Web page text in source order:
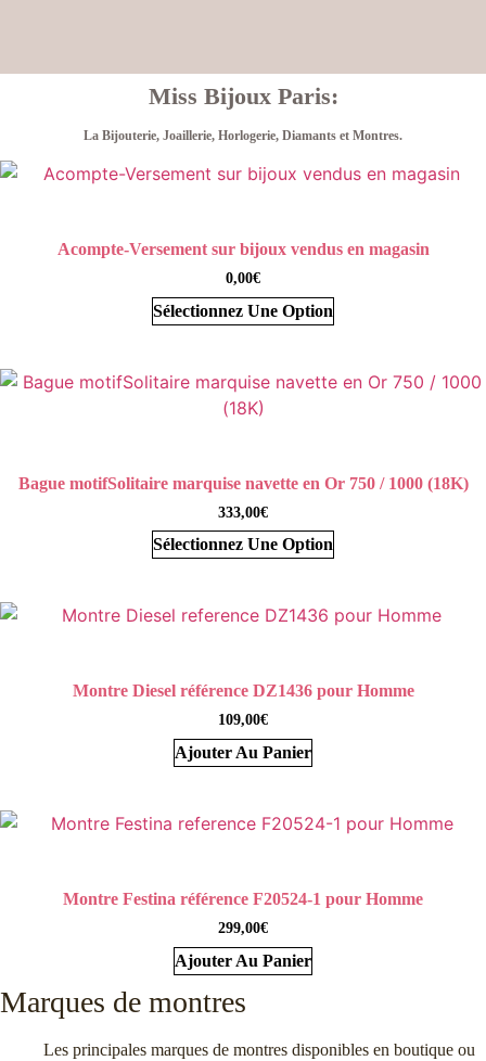
Miss Bijoux Paris:
La Bijouterie, Joaillerie, Horlogerie, Diamants et Montres.
Acompte-Versement sur bijoux vendus en magasin
0,00€
Sélectionnez Une Option
Bague motifSolitaire marquise navette en Or 750 / 1000 (18K)
333,00€
Sélectionnez Une Option
Montre Diesel référence DZ1436 pour Homme
109,00€
Ajouter Au Panier
Montre Festina référence F20524-1 pour Homme
299,00€
Ajouter Au Panier
Marques de montres
Les principales marques de montres disponibles en boutique ou